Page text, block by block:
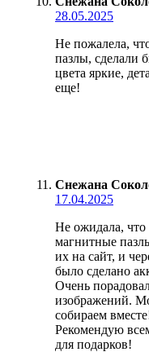
28.05.2025
Не пожалела,
пазлы, сделали
цвета яркие,
еще!
Снежана
17.04.2025
Не ожидала, что
магнитные
их на сайт, и
было сделано
Очень
изображений.
собираем
Рекомендую
для подарков!